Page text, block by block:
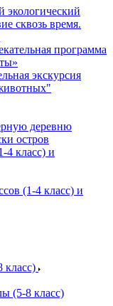
экологический
сквозь время.
программа
экскурсия
деревню
остров
4 класс) и
(1-4 класс) и
класс)
(5-8 класс)